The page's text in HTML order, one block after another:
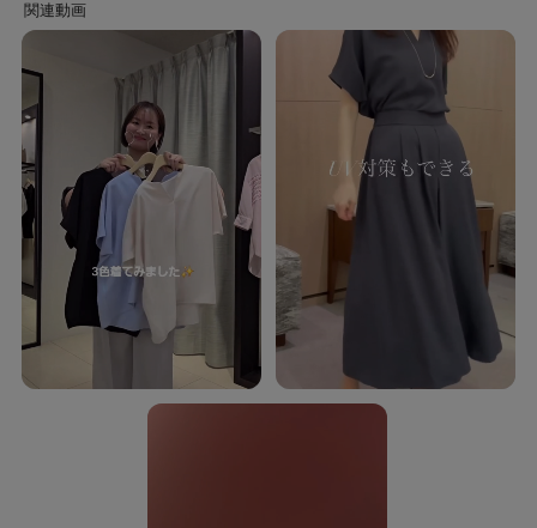
【素材感】ホワイト（003） チャコールグレー（014） ブラウン（043／
643） ベージュ（052） ネイビー（094）
清涼感を身にまとうキレイめな素材。
特殊な撚糸をして織り上げ、シワ感を施しています。
心地の良い素材感、またクセになるストレッチ感を持ち合せ、快適な着心地
に仕上げています。
接触冷感、イージーケア、UVカット、遮熱、はっ水（水をはじきやすい）機
能付き。
【素材感】ブラック（719）ブラック（919） ライトピンク（770） サックス